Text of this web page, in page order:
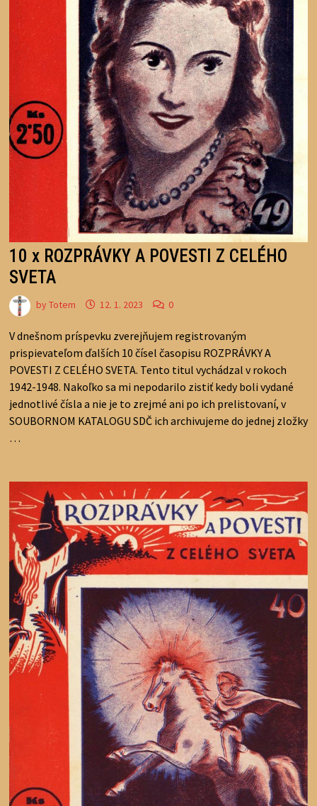
10 x ROZPRÁVKY A POVESTI Z CELÉHO
SVETA
byTotem 12. 1. 2023 0
V dnešnom príspevku zverejňujem registrovaným
prispievateľom ďalších 10 čísel časopisu ROZPRÁVKY A
POVESTI Z CELÉHO SVETA. Tento titul vychádzal v rokoch
1942-1948. Nakoľko sa mi nepodarilo zistiť kedy boli vydané
jednotlivé čísla a nie je to zrejmé ani po ich prelistovaní, v
SOUBORNOM KATALOGU SDČ ich archivujeme do jednej zložky
…